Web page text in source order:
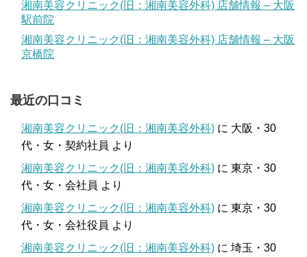
湘南美容クリニック(旧：湘南美容外科) 店舗情報 – 大阪
駅前院
湘南美容クリニック(旧：湘南美容外科) 店舗情報 – 大阪
京橋院
最近の口コミ
湘南美容クリニック(旧：湘南美容外科) に 大阪・30
代・女・契約社員 より
湘南美容クリニック(旧：湘南美容外科) に 東京・30
代・女・会社員 より
湘南美容クリニック(旧：湘南美容外科) に 東京・30
代・女・会社役員 より
湘南美容クリニック(旧：湘南美容外科) に 埼玉・30